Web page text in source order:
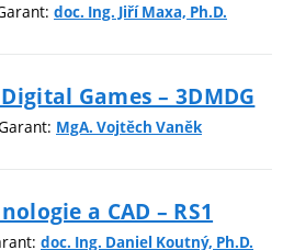
doc. Ing. Jiří Maxa, Ph.D.
Games – 3DMDG
MgA. Vojtěch Vaněk
a CAD – RS1
doc. Ing. Daniel Koutný, Ph.D.